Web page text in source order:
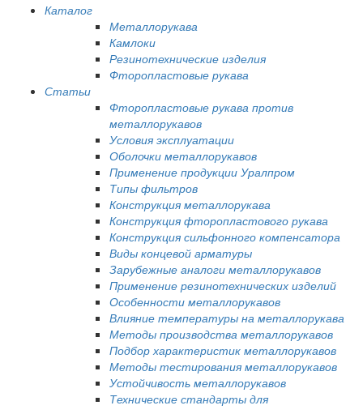
Каталог
Металлорукава
Камлоки
Резинотехнические изделия
Фторопластовые рукава
Статьи
Фторопластовые рукава против
металлорукавов
Условия эксплуатации
Оболочки металлорукавов
Применение продукции Уралпром
Типы фильтров
Конструкция металлорукава
Конструкция фторопластового рукава
Конструкция сильфонного компенсатора
Виды концевой арматуры
Зарубежные аналоги металлорукавов
Применение резинотехнических изделий
Особенности металлорукавов
Влияние температуры на металлорукава
Методы производства металлорукавов
Подбор характеристик металлорукавов
Методы тестирования металлорукавов
Устойчивость металлорукавов
Технические стандарты для